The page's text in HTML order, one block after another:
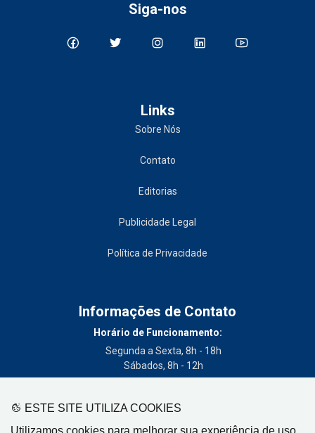
ESTE SITE UTILIZA COOKIES
Utilizamos cookies para melhorar sua experiência de uso
Siga-nos
Links
Sobre Nós
Contato
Editorias
Publicidade Legal
Política de Privacidade
Informações de Contato
Horário de Funcionamento:
Segunda a Sexta, 8h - 18h
Sábados, 8h - 12h
(19) 3404-3700
Circulação: